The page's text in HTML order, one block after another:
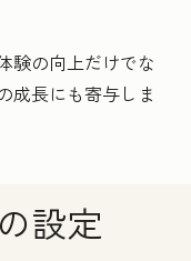
験の向上だけでな
成長にも寄与しま
設定